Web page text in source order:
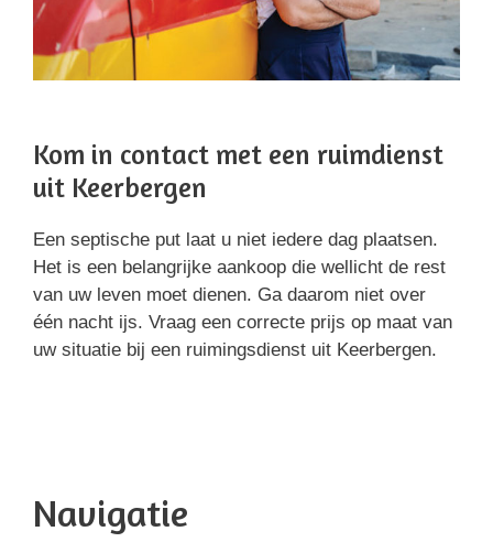
Kom in contact met een ruimdienst
uit Keerbergen
Een septische put laat u niet iedere dag plaatsen.
Het is een belangrijke aankoop die wellicht de rest
van uw leven moet dienen. Ga daarom niet over
één nacht ijs. Vraag een correcte prijs op maat van
uw situatie bij een ruimingsdienst uit Keerbergen.
Navigatie